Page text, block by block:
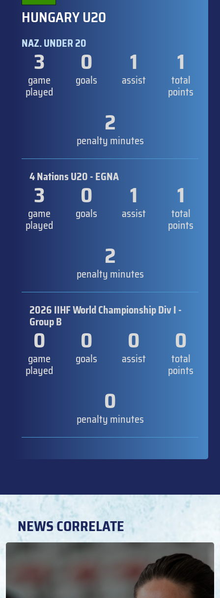
HUNGARY U20
NAZ. UNDER 20
3
game
played
0
goals
1
assist
1
total
points
2
penalty minutes
4 Nations U20 - EGNA
3
game
played
0
goals
1
assist
1
total
points
2
penalty minutes
2026 IIHF World Championship Div I -
Group B
0
game
played
0
goals
0
assist
0
total
points
0
penalty minutes
NEWS CORRELATE